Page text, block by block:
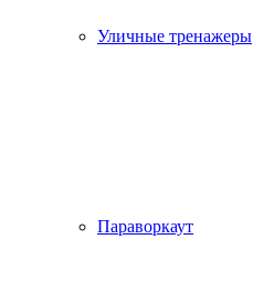
Уличные тренажеры
Параворкаут